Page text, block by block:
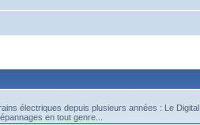
électriques depuis plusieurs années : Le Digital.
en tout genre...